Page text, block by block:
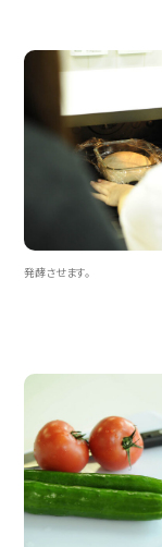
発酵させます。